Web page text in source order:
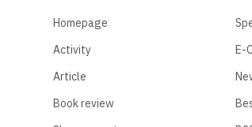
Homepage
Activity
Article
Book review
E-